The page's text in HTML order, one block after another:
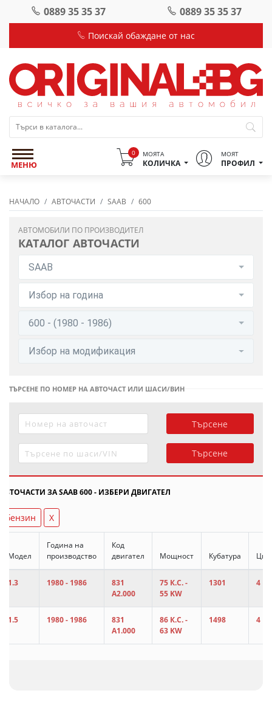
0889 35 35 37 0889 35 35 37
Поискай обаждане от нас
МЕНЮ
0 МОЯТА
КОЛИЧКА
МОЯТ
ПРОФИЛ
НАЧАЛО АВТОЧАСТИ SAAB 600
АВТОМОБИЛИ ПО ПРОИЗВОДИТЕЛ
КАТАЛОГ АВТОЧАСТИ
SAAB
Избор на година
600 - (1980 - 1986)
Избор на модификация
ТЪРСЕНЕ ПО НОМЕР НА АВТОЧАСТ ИЛИ ШАСИ/ВИН
Търсене
Търсене
АВТОЧАСТИ ЗА SAAB 600 - ИЗБЕРИ ДВИГАТЕЛ
бензин X
Модел
Година на
производство
Код
двигател
Мощност Кубатура
1.3 1980 - 1986
831
A2.000
75 К.С. -
55 KW
1301 4
1.5 1980 - 1986
831
A1.000
86 К.С. -
63 KW
1498 4